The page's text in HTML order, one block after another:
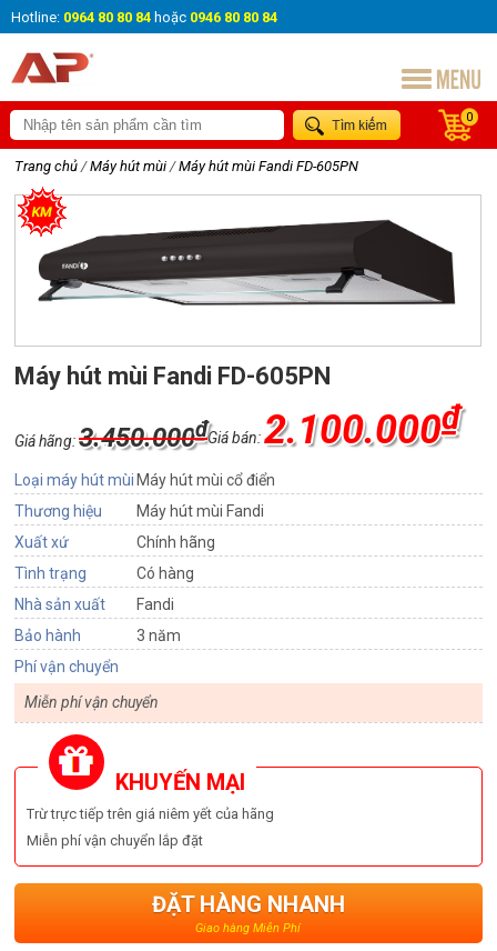
Hotline: 0964 80 80 84 hoặc 0946 80 80 84
0
Trang chủ / Máy hút mùi / Máy hút mùi Fandi FD-605PN
Máy hút mùi Fandi FD-605PN
Giá bán:2.100.000₫
Giá hãng:3.450.000₫
Loại máy hút mùi Máy hút mùi cổ điển
Thương hiệu
Máy hút mùi Fandi
Xuất xứ
Chính hãng
Tình trạng
Có hàng
Nhà sản xuất
Fandi
Bảo hành
3 năm
Phí vận chuyển
Miễn phí vận chuyển
KHUYẾN MẠI
Trừ trực tiếp trên giá niêm yết của hãng
Miễn phí vận chuyển lắp đặt
ĐẶT HÀNG NHANH
Giao hàng Miễn Phí